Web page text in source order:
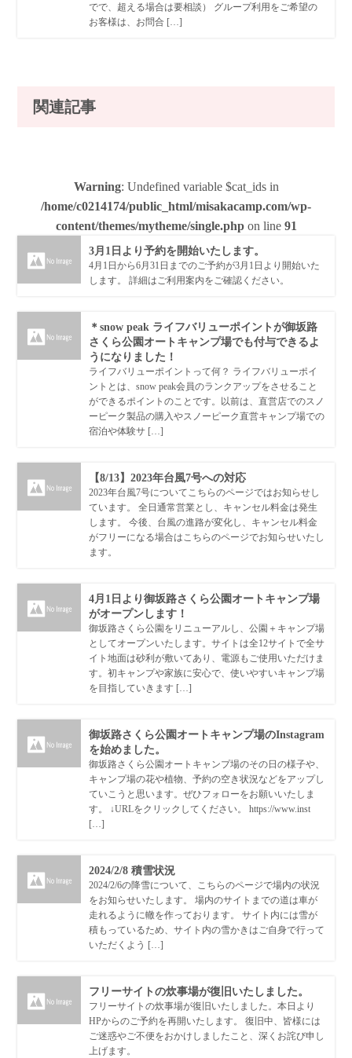
でで、超える場合は要相談） グループ利用をご希望の
お客様は、お問合 […]
関連記事
Warning: Undefined variable $cat_ids in
/home/c0214174/public_html/misakacamp.com/wp-
content/themes/mytheme/single.phpon line 91
3月1日より予約を開始いたします。
4月1日から6月31日までのご予約が3月1日より開始いた
します。 詳細はご利用案内をご確認ください。
＊snow peak ライフバリューポイントが御坂路
さくら公園オートキャンプ場でも付与できるよ
うになりました！
ライフバリューポイントって何？ ライフバリューポイ
ントとは、snow peak会員のランクアップをさせること
ができるポイントのことです。以前は、直営店でのスノ
ーピーク製品の購入やスノーピーク直営キャンプ場での
宿泊や体験サ […]
【8/13】2023年台風7号への対応
2023年台風7号についてこちらのページではお知らせし
ています。 全日通常営業とし、キャンセル料金は発生
します。 今後、台風の進路が変化し、キャンセル料金
がフリーになる場合はこちらのページでお知らせいたし
ます。
4月1日より御坂路さくら公園オートキャンプ場
がオープンします！
御坂路さくら公園をリニューアルし、公園＋キャンプ場
としてオープンいたします。サイトは全12サイトで全サ
イト地面は砂利が敷いてあり、電源もご使用いただけま
す。初キャンプや家族に安心で、使いやすいキャンプ場
を目指していきます […]
御坂路さくら公園オートキャンプ場のInstagram
を始めました。
御坂路さくら公園オートキャンプ場のその日の様子や、
キャンプ場の花や植物、予約の空き状況などをアップし
ていこうと思います。ぜひフォローをお願いいたしま
す。 ↓URLをクリックしてください。 https://www.inst
[…]
2024/2/8 積雪状況
2024/2/6の降雪について、こちらのページで場内の状況
をお知らせいたします。 場内のサイトまでの道は車が
走れるように轍を作っております。 サイト内には雪が
積もっているため、サイト内の雪かきはご自身で行って
いただくよう […]
フリーサイトの炊事場が復旧いたしました。
フリーサイトの炊事場が復旧いたしました。本日より
HPからのご予約を再開いたします。 復旧中、皆様には
ご迷惑やご不便をおかけしましたこと、深くお詫び申し
上げます。